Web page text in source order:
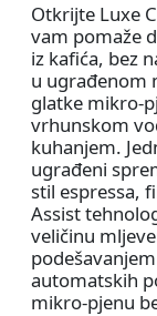
Otkrijte Luxe
vam pomaže
iz kafića, bez
u ugrađenom
glatke mikro-
vrhunskom
kuhanjem.
ugrađeni
stil espressa,
Assist
veličinu
automatskih
mikro-pjenu